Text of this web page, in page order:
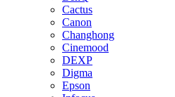
Cactus
Canon
Changhong
Cinemood
DEXP
Digma
Epson